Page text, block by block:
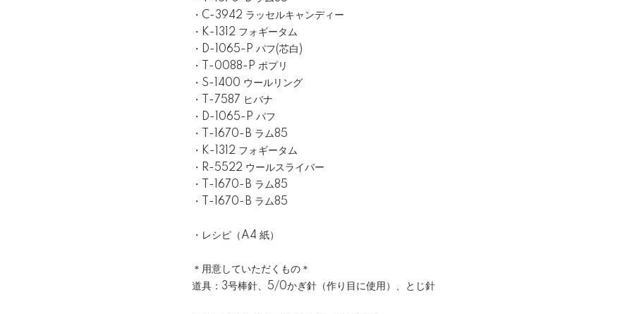
・C-3942 ラッセルキャンディー
・K-1312 フォギータム
・D-1065-P パフ(芯白)
・T-0088-P ポプリ
・S-1400 ウールリング
・T-7587 ヒバナ
・D-1065-P パフ
・T-1670-B ラム85
・K-1312 フォギータム
・R-5522 ウールスライバー
・T-1670-B ラム85
・T-1670-B ラム85
・レシピ（A4 紙）
＊用意していただくもの＊
道具：3号棒針、5/0かぎ針（作り目に使用）、とじ針